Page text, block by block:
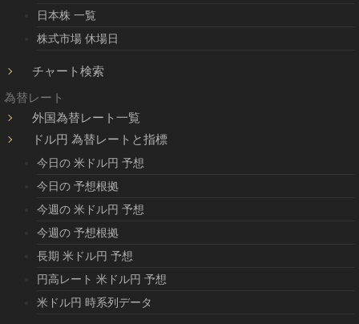
日本株 一覧
株式市場 休場日
チャート検索
為替レート
外国為替レート一覧
ドル円 為替レートと指標
今日の 米ドル円 予想
今日の 予想根拠
今週の 米ドル円 予想
今週の 予想根拠
長期 米ドル円 予想
円高レート 米ドル円 予想
米ドル円 時系列データ